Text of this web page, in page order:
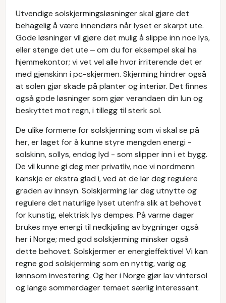
Utvendige solskjermingsløsninger skal gjøre det
behagelig å være innendørs når lyset er skarpt ute.
Gode løsninger vil gjøre det mulig å slippe inn noe lys,
eller stenge det ute ‒ om du for eksempel skal ha
hjemmekontor; vi vet vel alle hvor irriterende det er
med gjenskinn i pc-skjermen. Skjerming hindrer også
at solen gjør skade på planter og interiør. Det finnes
også gode løsninger som gjør verandaen din lun og
beskyttet mot regn, i tillegg til sterk sol.
De ulike formene for solskjerming som vi skal se på
her, er laget for å kunne styre mengden energi -
solskinn, sollys, endog lyd - som slipper inn i et bygg.
De vil kunne gi deg mer privatliv, noe vi nordmenn
kanskje er ekstra glad i, ved at de lar deg regulere
graden av innsyn. Solskjerming lar deg utnytte og
regulere det naturlige lyset utenfra slik at behovet
for kunstig, elektrisk lys dempes. På varme dager
brukes mye energi til nedkjøling av bygninger også
her i Norge; med god solskjerming minsker også
dette behovet. Solskjermer er energieffektive! Vi kan
regne god solskjerming som en nyttig, varig og
lønnsom investering. Og her i Norge gjør lav vintersol
og lange sommerdager temaet særlig interessant.